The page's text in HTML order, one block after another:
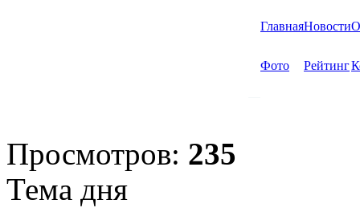
ГлавнаяНовости
Фото Рейтинг
Просмотров: 235
Тема дня